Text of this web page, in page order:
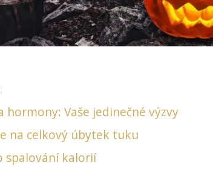
hormony: Vaše jedinečné výzvy
na celkový úbytek tuku
spalování kalorií